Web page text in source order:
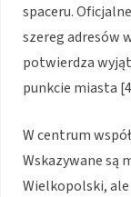
spaceru.
szereg adresów
potwierdza
punkcie miasta
W centrum
Wskazywane są
Wielkopolski,